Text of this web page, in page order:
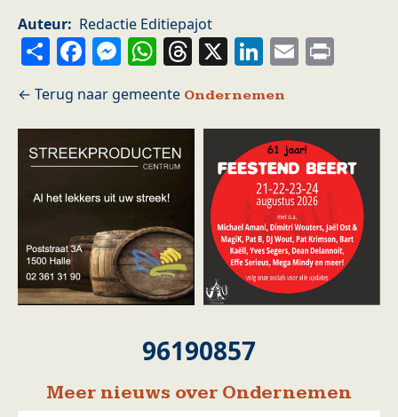
Auteur
Redactie Editiepajot
ShareFacebook
Messenger
WhatsApp
Threads
X LinkedIn
Email
Ondernemen
96190857
Meer nieuws over Ondernemen